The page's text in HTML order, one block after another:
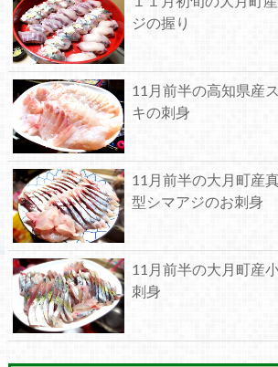
ジの握り
11月前半の高知県産
キの刺身
11月前半の大月町産
型シマアジのお刺身
11月前半の大月町産
刺身